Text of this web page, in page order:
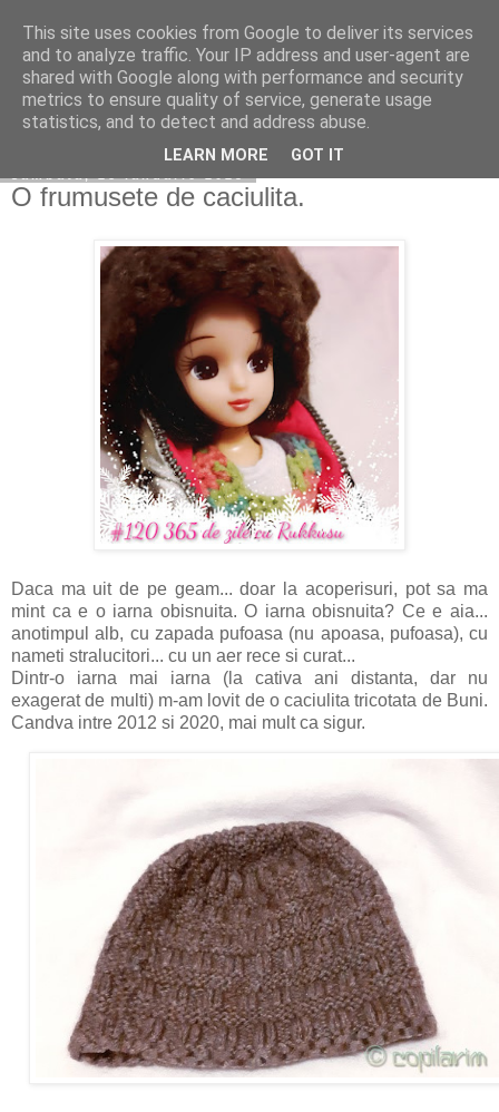
Copilarim
O frumusete de caciulita.
Daca ma uit de pe geam... doar la acoperisuri, pot sa ma
mint ca e o iarna obisnuita. O iarna obisnuita? Ce e aia...
anotimpul alb, cu zapada pufoasa (nu apoasa, pufoasa), cu
nameti stralucitori... cu un aer rece si curat...
Dintr-o iarna mai iarna (la cativa ani distanta, dar nu
exagerat de multi) m-am lovit de o caciulita tricotata de Buni.
Candva intre 2012 si 2020, mai mult ca sigur.
This site uses cookies from Google to deliver its services
and to analyze traffic. Your IP address and user-agent are
shared with Google along with performance and security
metrics to ensure quality of service, generate usage
statistics, and to detect and address abuse.
LEARN MORE GOT IT